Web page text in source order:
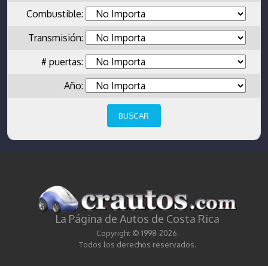
Combustible:
Transmisión:
# puertas:
Año:
La Página de Autos de Costa Rica
Copyright © 1998-2026.
Todos los derechos reservados.